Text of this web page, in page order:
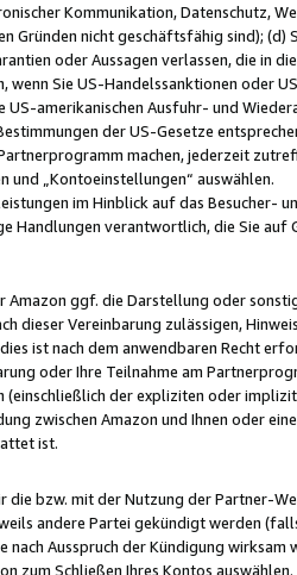
Kommunikation, Datenschutz,
Gründen nicht geschäftsfähig sind);
oder Aussagen verlassen, die in
Sie US-Handelssanktionen oder
amerikanischen Ausfuhr- und
der US-Gesetze
machen, jederzeit
und „Kontoeinstellungen“ auswählen.
im Hinblick auf das Besucher-
verantwortlich, die Sie auf
Amazon ggf. die Darstellung oder
dieser Vereinbarung zulässigen,
ist nach dem anwendbaren Recht
oder Ihre Teilnahme am
der expliziten oder
zwischen Amazon und Ihnen oder
ist.
bzw. mit der Nutzung der Partner-
andere Partei gekündigt werden
Ausspruch der Kündigung
zum Schließen Ihres Kontos auswählen.